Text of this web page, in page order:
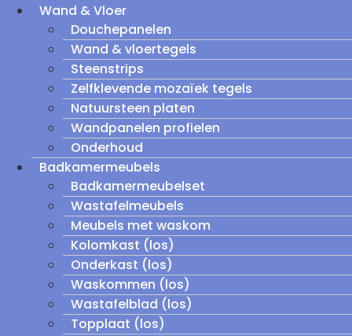
Wand & Vloer
Douchepanelen
Wand & vloertegels
Steenstrips
Zelfklevende mozaïek tegels
Natuursteen platen
Wandpanelen profielen
Onderhoud
Badkamermeubels
Badkamermeubelset
Wastafelmeubels
Meubels met waskom
Kolomkast (los)
Onderkast (los)
Waskommen (los)
Wastafelblad (los)
Topplaat (los)